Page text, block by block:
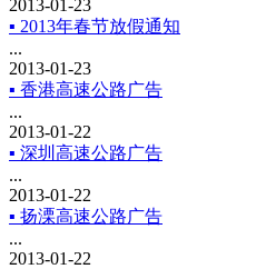
2013-01-23
▪ 2013年春节放假通知
...
2013-01-23
▪ 香港高速公路广告
...
2013-01-22
▪ 深圳高速公路广告
...
2013-01-22
▪ 扬溧高速公路广告
...
2013-01-22